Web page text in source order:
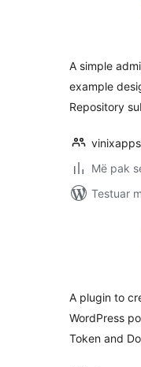
A simple
example
Repository
vinixapps
Më pak
Testuar
A plugin to
WordPress
Token and